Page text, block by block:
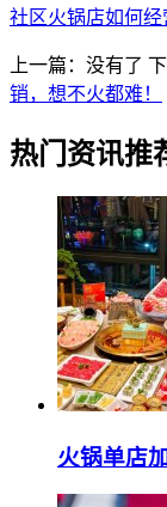
社区火锅店如何经
上一篇：没有了
销，想不火都难！
热门资讯推
火锅单店